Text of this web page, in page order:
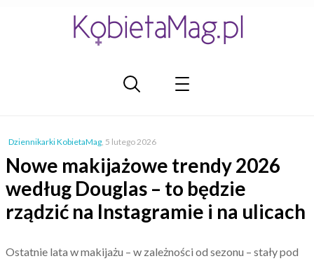
Dziennikarki KobietaMag, 5 lutego 2026
Nowe makijażowe trendy 2026
według Douglas – to będzie
rządzić na Instagramie i na ulicach
Ostatnie lata w makijażu – w zależności od sezonu – stały pod